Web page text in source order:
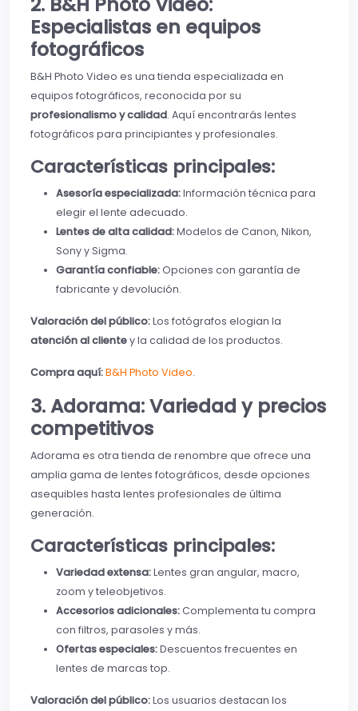
Especialistas en equipos
fotográficos
B&H Photo Video es una tienda especializada en
equipos fotográficos, reconocida por su
profesionalismo y calidad. Aquí encontrarás lentes
fotográficos para principiantes y profesionales.
Características principales:
Asesoría especializada:Información técnica para
elegir el lente adecuado.
Lentes de alta calidad:Modelos de Canon, Nikon,
Sony y Sigma.
Garantía confiable:Opciones con garantía de
fabricante y devolución.
Valoración del público:Los fotógrafos elogian la
atención al clientey la calidad de los productos.
Compra aquí:B&H Photo Video.
3. Adorama: Variedad y precios
competitivos
Adorama es otra tienda de renombre que ofrece una
amplia gama de lentes fotográficos, desde opciones
asequibles hasta lentes profesionales de última
generación.
Características principales:
Variedad extensa:Lentes gran angular, macro,
zoom y teleobjetivos.
Accesorios adicionales:Complementa tu compra
con filtros, parasoles y más.
Ofertas especiales:Descuentos frecuentes en
lentes de marcas top.
Valoración del público:Los usuarios destacan los